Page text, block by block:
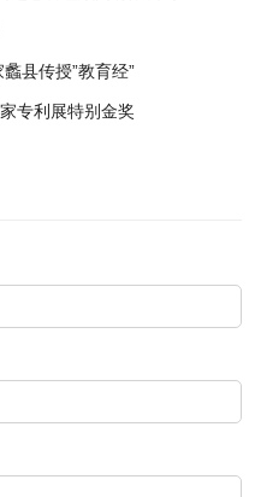
县传授”教育经”
专利展特别金奖